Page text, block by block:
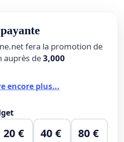
fera la promotion de
auprès de3,000
encore plus...
20 € 40 € 80 €